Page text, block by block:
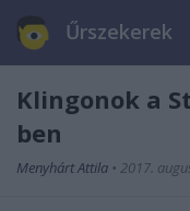
Űrszekerek
Klingonok a
ben
Menyhárt Attila • 2017.